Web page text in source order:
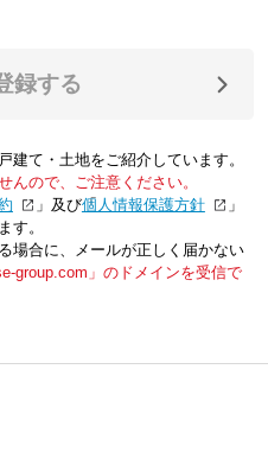
録する
て・土地をご紹介しています。
んので、ご注意ください。
」及び「個人情報保護方針
」
す。
場合に、メールが正しく届かない
group.com」のドメインを受信で